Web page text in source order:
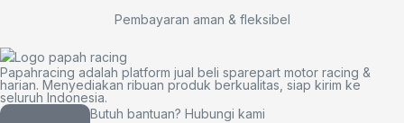
Pembayaran aman & fleksibel
Papahracing adalah platform jual beli sparepart motor racing &
harian. Menyediakan ribuan produk berkualitas, siap kirim ke
seluruh Indonesia.
Butuh bantuan? Hubungi kami